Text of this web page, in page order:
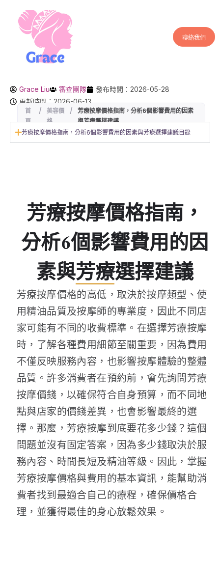
聯絡我們
Grace Liu 審查團隊
發布時間：2026-05-28
更新時間：2026-06-13
首
頁
/
美容價
格
/
芳療按摩價格指南，分析6個影響費用的因素
與芳療選擇建議
芳療按摩價格指南，分析6個影響費用的因素與芳療選擇建議目錄
芳療按摩價格指南，
分析6個影響費用的因
素與芳療選擇建議
芳療按摩價格的高低，取決於按摩類型、使
用精油品質及按摩師的專業度，因此不同店
家可能有不同的收費標準。在選擇芳療按摩
時，了解各種費用細節至關重要，因為費用
不僅反映服務內容，也影響按摩體驗的整體
品質。許多消費者在預約前，會先詢問芳療
按摩價錢，以確保符合自身預算，而不同地
點與店家的價錢差異，也會影響最終的選
擇。那麼，芳療按摩到底要花多少錢？這個
問題並沒有固定答案，因為多少錢取決於服
務內容、時間長短及精油等級。因此，掌握
芳療按摩價格與費用的基本資訊，能幫助消
費者找到最適合自己的療程，確保價格合
理，並獲得最佳的身心放鬆效果。